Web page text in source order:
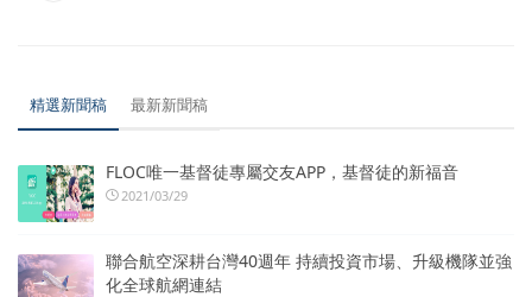
精選新聞稿 最新新聞稿
FLOC唯一基督徒專屬交友APP，基督徒的新福音
2021/03/29
聯合航空深耕台灣40週年 持續投資市場、升級機隊並強
化全球航網連結